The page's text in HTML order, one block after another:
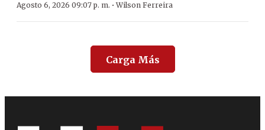
Agosto 6, 2026 09:07 p. m. ·Wilson Ferreira
Carga Más